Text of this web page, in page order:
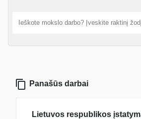
Panašūs darbai
Lietuvos respublikos